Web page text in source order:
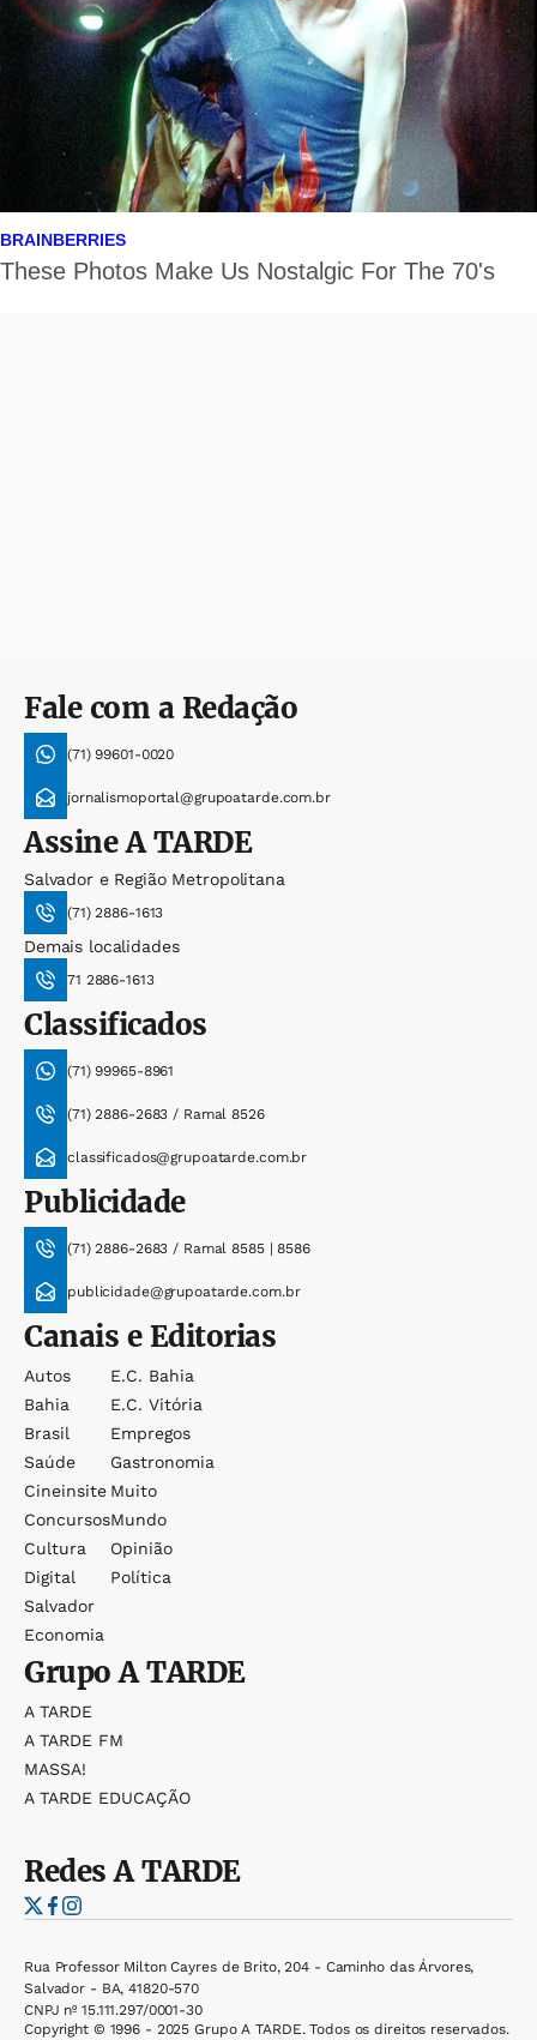
Fale com a Redação
(71) 99601-0020
jornalismoportal@grupoatarde.com.br
AssineA TARDE
Salvador e Região Metropolitana
(71) 2886-1613
Demais localidades
71 2886-1613
Classificados
(71) 99965-8961
(71) 2886-2683 / Ramal 8526
classificados@grupoatarde.com.br
Publicidade
(71) 2886-2683 / Ramal 8585 | 8586
publicidade@grupoatarde.com.br
Canais e Editorias
Autos
Bahia
Brasil
Saúde
Cineinsite
Concursos
Cultura
Digital
Salvador
Economia
E.c. Bahia
E.c. Vitória
Empregos
Gastronomia
Muito
Mundo
Opinião
Política
GrupoA TARDE
A TARDE
A TARDE FM
MASSA!
A TARDE EDUCAÇÃO
RedesA TARDE
Rua Professor Milton Cayres de Brito, 204 - Caminho das Árvores,
Salvador - BA, 41820-570
CNPJ nº 15.111.297/0001-30
Copyright © 1996 - 2025 Grupo A TARDE. Todos os direitos reservados.